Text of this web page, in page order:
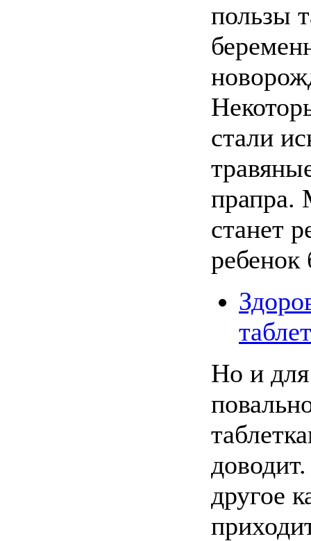
пользы
стали
прапра.
станет
ребенок
Но и
другое